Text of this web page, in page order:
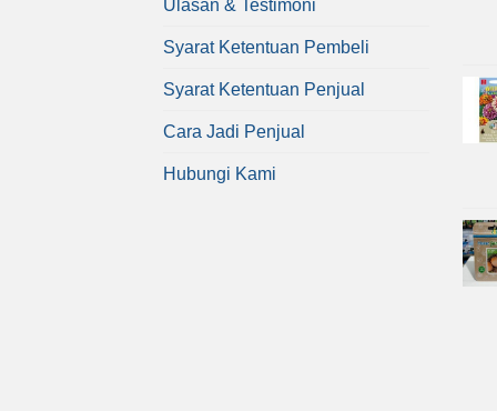
Ulasan & Testimoni
Syarat Ketentuan Pembeli
Syarat Ketentuan Penjual
Cara Jadi Penjual
Hubungi Kami